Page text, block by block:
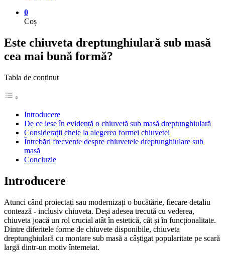
0
Coș
Este chiuveta dreptunghiulară sub masă
cea mai bună formă?
Tabla de conținut
Introducere
De ce iese în evidență o chiuvetă sub masă dreptunghiulară
Considerații cheie la alegerea formei chiuvetei
Întrebări frecvente despre chiuvetele dreptunghiulare sub
masă
Concluzie
Introducere
Atunci când proiectați sau modernizați o bucătărie, fiecare detaliu
contează - inclusiv chiuveta. Deși adesea trecută cu vederea,
chiuveta joacă un rol crucial atât în estetică, cât și în funcționalitate.
Dintre diferitele forme de chiuvete disponibile, chiuveta
dreptunghiulară cu montare sub masă a câștigat popularitate pe scară
largă dintr-un motiv întemeiat.